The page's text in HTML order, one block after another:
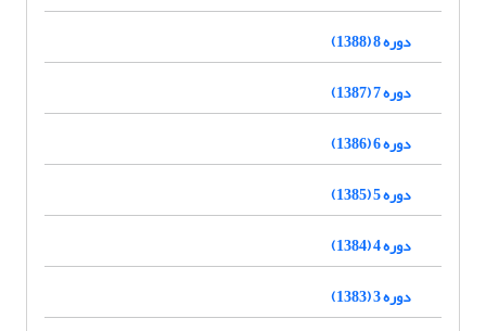
دوره 8 (1388)
دوره 7 (1387)
دوره 6 (1386)
دوره 5 (1385)
دوره 4 (1384)
دوره 3 (1383)